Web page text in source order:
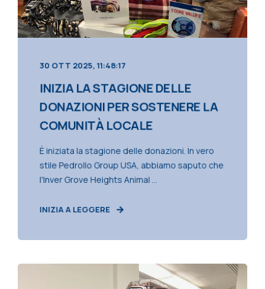
30 OTT 2025, 11:48:17
INIZIA LA STAGIONE DELLE
DONAZIONI PER SOSTENERE LA
COMUNITÀ LOCALE
È iniziata la stagione delle donazioni. In vero
stile Pedrollo Group USA, abbiamo saputo che
l'Inver Grove Heights Animal ...
INIZIA A LEGGERE